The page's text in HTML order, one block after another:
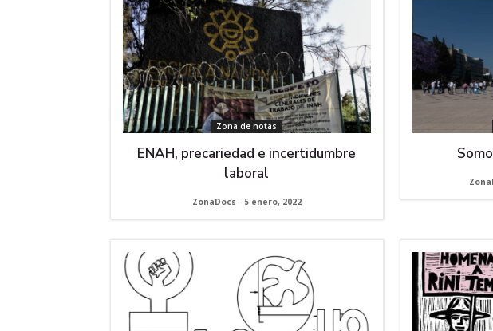
Zona de notas
ENAH, precariedad e incertidumbre
laboral
ZonaDocs - 5 enero, 2022